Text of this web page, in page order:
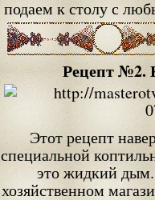
подаем к столу с
Рецепт №2.
Этот рецепт
специальной
это жидкий
хозяйственном